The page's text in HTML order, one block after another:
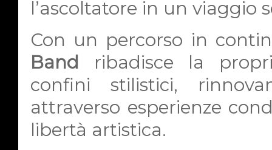
l’ascoltatore in un viaggio
Con un percorso in
Band
ribadisce la
confini stilistici,
attraverso esperienze
libertà artistica.